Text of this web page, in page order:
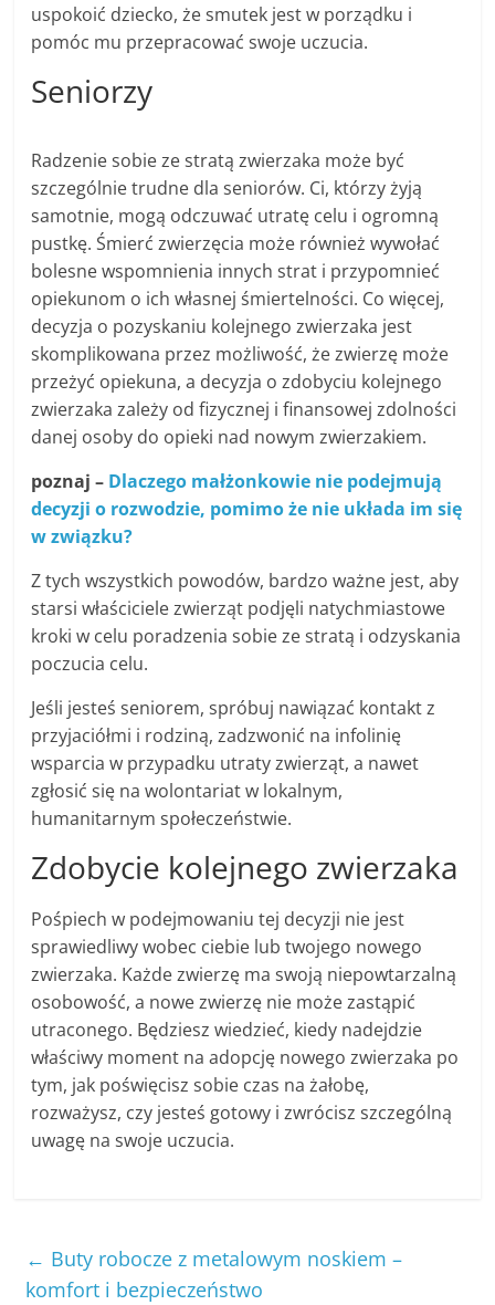
uspokoić dziecko, że smutek jest w porządku i
pomóc mu przepracować swoje uczucia.
Seniorzy
Radzenie sobie ze stratą zwierzaka może być
szczególnie trudne dla seniorów. Ci, którzy żyją
samotnie, mogą odczuwać utratę celu i ogromną
pustkę. Śmierć zwierzęcia może również wywołać
bolesne wspomnienia innych strat i przypomnieć
opiekunom o ich własnej śmiertelności. Co więcej,
decyzja o pozyskaniu kolejnego zwierzaka jest
skomplikowana przez możliwość, że zwierzę może
przeżyć opiekuna, a decyzja o zdobyciu kolejnego
zwierzaka zależy od fizycznej i finansowej zdolności
danej osoby do opieki nad nowym zwierzakiem.
poznaj – Dlaczego małżonkowie nie podejmują
decyzji o rozwodzie, pomimo że nie układa im się
w związku?
Z tych wszystkich powodów, bardzo ważne jest, aby
starsi właściciele zwierząt podjęli natychmiastowe
kroki w celu poradzenia sobie ze stratą i odzyskania
poczucia celu.
Jeśli jesteś seniorem, spróbuj nawiązać kontakt z
przyjaciółmi i rodziną, zadzwonić na infolinię
wsparcia w przypadku utraty zwierząt, a nawet
zgłosić się na wolontariat w lokalnym,
humanitarnym społeczeństwie.
Zdobycie kolejnego zwierzaka
Pośpiech w podejmowaniu tej decyzji nie jest
sprawiedliwy wobec ciebie lub twojego nowego
zwierzaka. Każde zwierzę ma swoją niepowtarzalną
osobowość, a nowe zwierzę nie może zastąpić
utraconego. Będziesz wiedzieć, kiedy nadejdzie
właściwy moment na adopcję nowego zwierzaka po
tym, jak poświęcisz sobie czas na żałobę,
rozważysz, czy jesteś gotowy i zwrócisz szczególną
uwagę na swoje uczucia.
← Buty robocze z metalowym noskiem –
komfort i bezpieczeństwo